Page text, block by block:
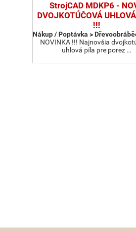
StrojCAD MDKP6 -
DVOJKOTÚČOVÁ
!!!
Nákup / Poptávka >
NOVINKA !!! Najnovšia
uhlová píla pre porez …